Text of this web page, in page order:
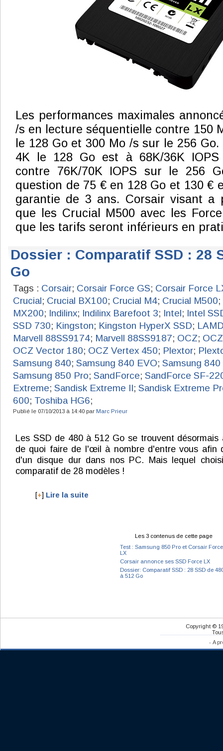
Les performances maximales
/s en lecture séquentielle contre 150
le 128 Go et 300 Mo /s sur le 256
4K le 128 Go est à 68K/36K IOPS
contre 76K/70K IOPS sur le 256
question de 75 € en 128 Go et 130 €
garantie de 3 ans. Corsair visant a
que les Crucial M500 avec les
que les tarifs seront inférieurs en
Dossier : Comparatif SSD : 28
Go
Tags : Corsair; Corsair Force GS; Corsair Force
Crucial; Crucial BX100; Crucial M4; Crucial M500;
MX200; Indilinx; Indilinx Barefoot 3; Intel; Intel
SSD 730; Kingston; Kingston HyperX SSD;
Marvell 88SS9174; Marvell 88SS9187; OCZ;
OCZ Vector 180; OCZ Vertex 450; Plextor;
Samsung 840; Samsung 840 EVO; Samsung 840
Samsung 850 Pro; SandForce; SandForce SF-
Extreme; Sandisk Extreme II; Sandisk Extreme
600; Toshiba HG6;
Publié le 07/10/2013 à 14:40 par Marc Prieur
Les SSD de 480 à 512 Go se trouvent désormais
de quoi faire de l'œil à nombre d'entre vous afin
d'un disque dur dans nos PC. Mais lequel
comparatif de 28 modèles !
[+] Lire la suite
Les 3 contenus de cette page
Test : Samsung 850 Pro et Corsair Force
LX
Corsair annonce ses SSD Force LX
Dossier: Comparatif SSD : 28 SSD de
à 512 Go
Copyright ©
- A